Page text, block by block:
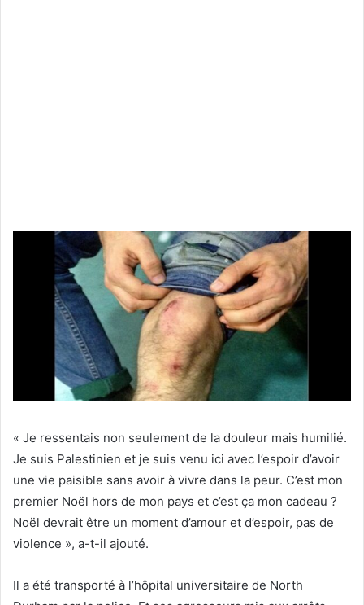
« Je ressentais non seulement de la douleur mais humilié.
Je suis Palestinien et je suis venu ici avec l’espoir d’avoir
une vie paisible sans avoir à vivre dans la peur. C’est mon
premier Noël hors de mon pays et c’est ça mon cadeau ?
Noël devrait être un moment d’amour et d’espoir, pas de
violence », a-t-il ajouté.
Il a été transporté à l’hôpital universitaire de North